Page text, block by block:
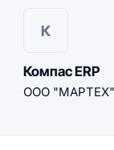
К
Компас ERP
ООО "МАРТЕХ"